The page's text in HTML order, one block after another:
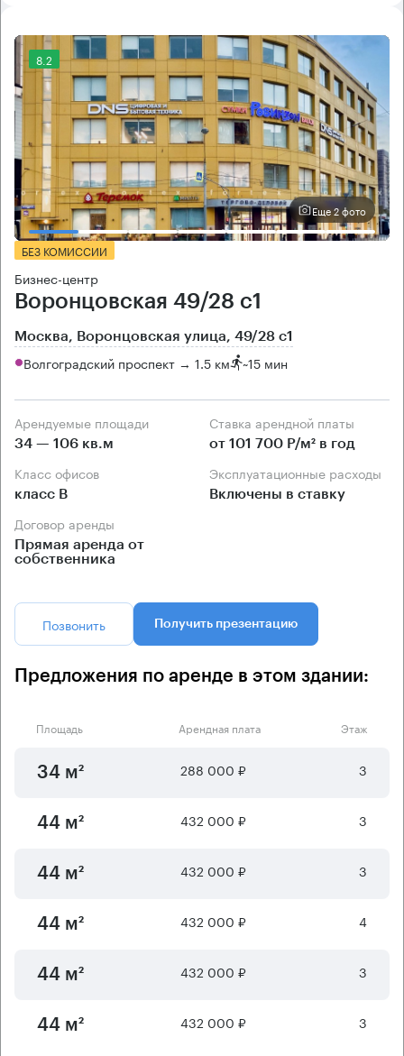
8.2
Еще 2 фото
БЕЗ КОМИССИИ
Бизнес-центр
Воронцовская 49/28 с1
Москва, Воронцовская улица, 49/28 с1
Волгоградский проспект → 1.5 км ~15 мин
Арендуемые площади
34 — 106 кв.м
Ставка арендной платы
от 101 700 Р/м² в год
Класс офисов
класс B
Эксплуатационные расходы
Включены в ставку
Договор аренды
Прямая аренда от
собственника
Позвонить Получить презентацию
Предложения по аренде в этом здании:
Площадь Арендная плата Этаж
34 м² 288 000 ₽ 3
44 м² 432 000 ₽ 3
44 м² 432 000 ₽ 3
44 м² 432 000 ₽ 4
44 м² 432 000 ₽ 3
44 м² 432 000 ₽ 3